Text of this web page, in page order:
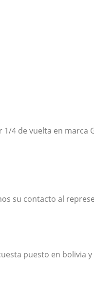
4 de vuelta en marca
su contacto al
puesto en bolivia